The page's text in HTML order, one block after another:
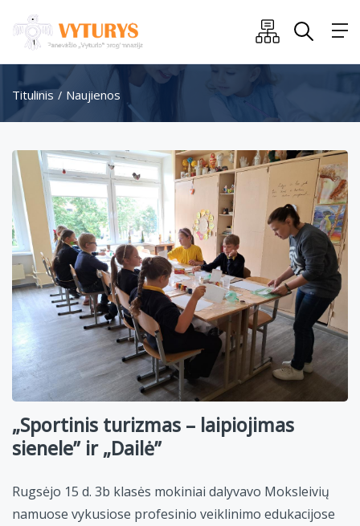
Titulinis Naujienos
„Sportinis turizmas – laipiojimas
sienele” ir „Dailė”
Rugsėjo 15 d. 3b klasės mokiniai dalyvavo Moksleivių
namuose vykusiose profesinio veiklinimo edukacijose